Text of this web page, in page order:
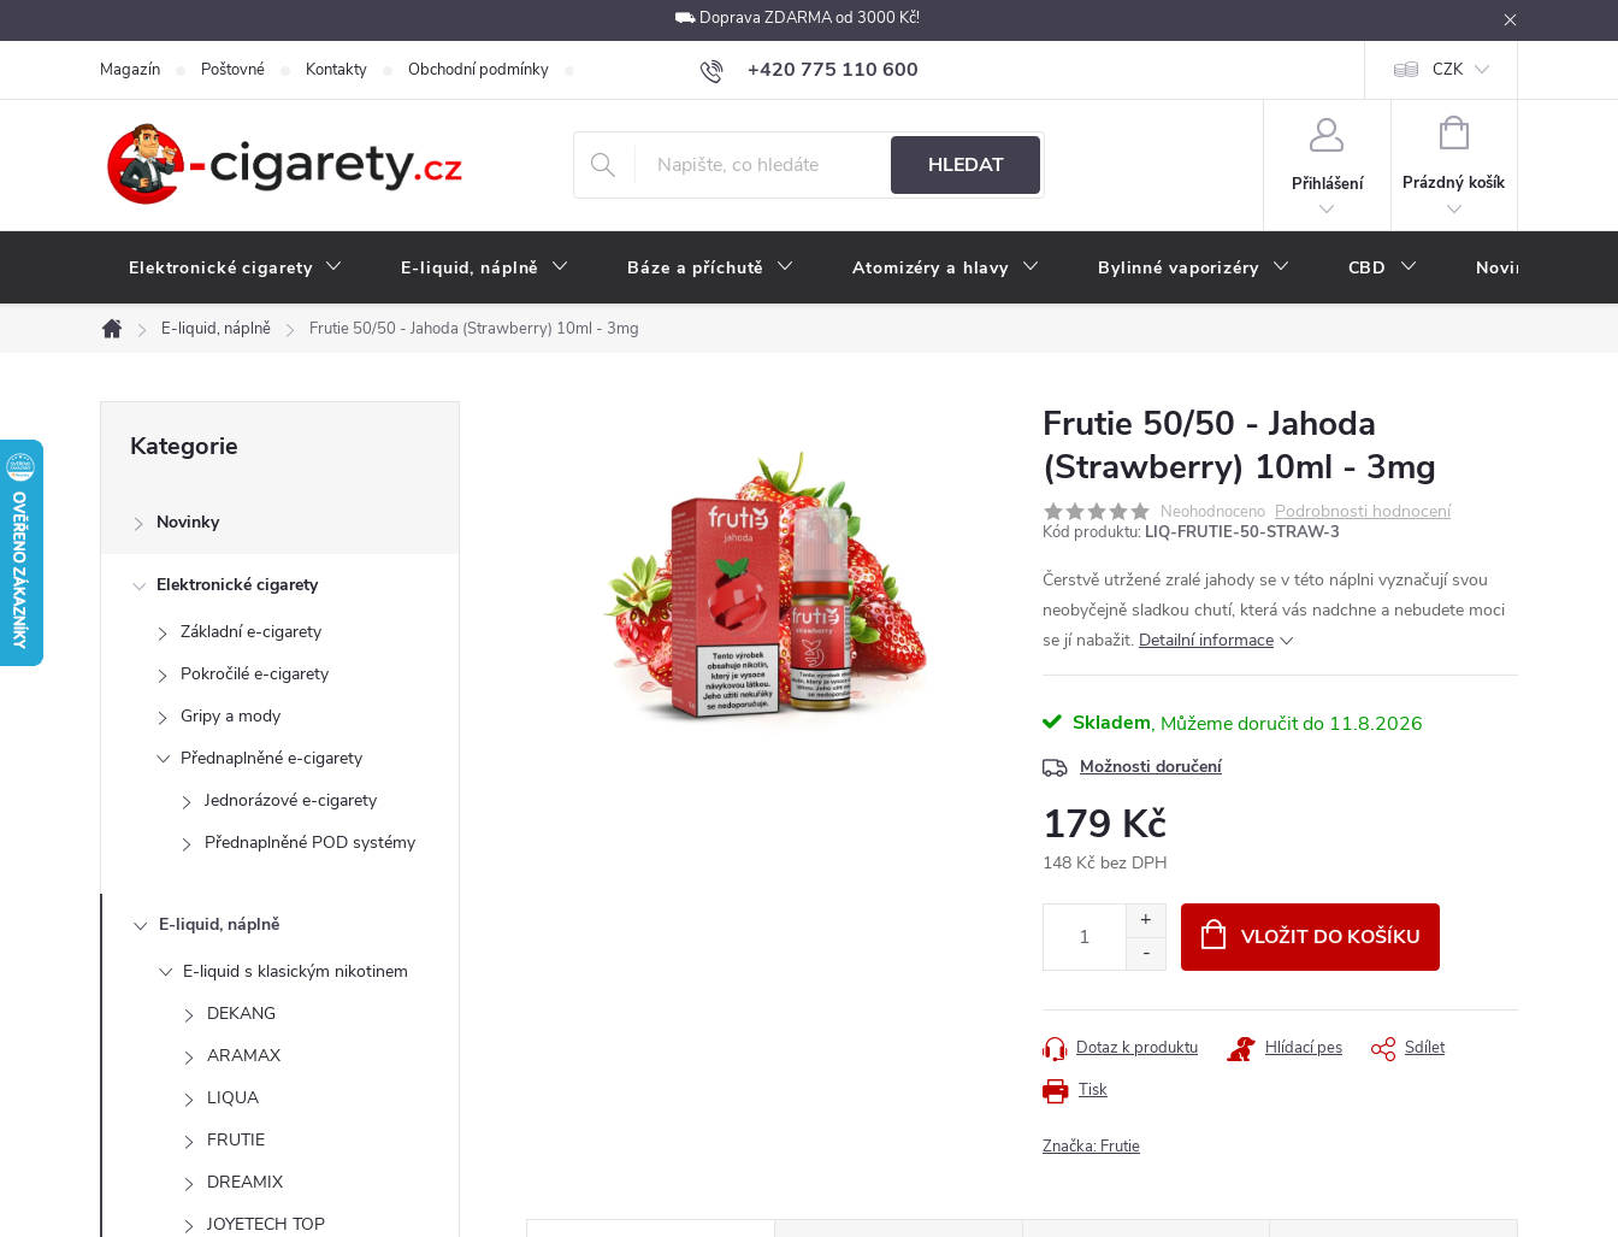
na
⛟ Doprava ZDARMA od 3000 Kč!
+420 775 110 600
obchod@e-cigarety.cz
Magazín Poštovné Kontakty Obchodní podmínky Podmínky ochrany osobních údajů Velkoobchod Vše o e-kouření Nákupní rádce
CZK
HLEDAT
Přihlášení
NÁKUPNÍ
Prázdný košík
Elektronické cigarety E-liquid, náplně Báze a příchutě Atomizéry a hlavy Bylinné vaporizéry CBD Novinky
Domů
E-liquid, náplně Frutie 50/50 - Jahoda (Strawberry) 10ml - 3mg
í
kategorie
Kategorie
Novinky
Elektronické cigarety
Základní e-cigarety
Pokročilé e-cigarety
Gripy a mody
Přednaplněné e-cigarety
Jednorázové e-cigarety
Přednaplněné POD systémy
E-liquid, náplně
E-liquid s klasickým nikotinem
DEKANG
ARAMAX
LIQUA
FRUTIE
DREAMIX
JOYETECH TOP
Frutie 50/50 - Jahoda
(Strawberry) 10ml - 3mg
Neohodnoceno Podrobnosti hodnocení
Kód produktu: LIQ-FRUTIE-50-STRAW-3
Čerstvě utržené zralé jahody se v této náplni vyznačují svou
neobyčejně sladkou chutí, která vás nadchne a nebudete moci
se jí nabažit. Detailní informace
Skladem 11.8.2026
Možnosti doručení
179 Kč
148 Kč bez DPH
VLOŽIT DO KOŠÍKU
Tisk
Dotaz k produktu Hlídací pes Sdílet
Značka: Frutie